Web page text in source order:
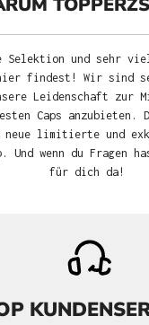
Selektion und sehr
findest! Wir sind
Leidenschaft zur
Caps anzubieten.
neue limitierte und
Und wenn du Fragen
für dich da!